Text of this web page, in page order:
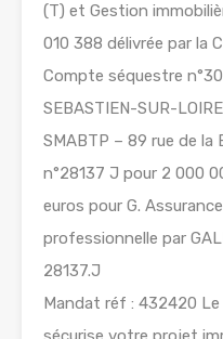
(T) et Gestion
010 388 délivrée par la
Compte séquestre
SEBASTIEN-SUR-
SMABTP – 89 rue de la
n°28137 J pour 2 000
euros pour G.
professionnelle par
28137.J
Mandat réf : 432420